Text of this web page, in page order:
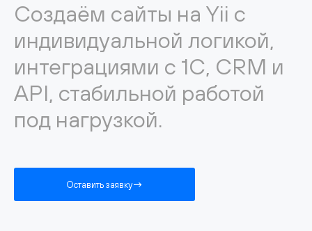
Создаём сайты на Yii с
индивидуальной логикой,
интеграциями с 1С, CRM и
API, стабильной работой
под нагрузкой.
Оставить заявку